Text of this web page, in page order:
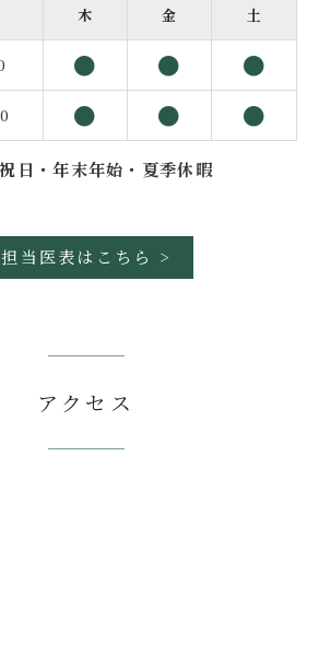
日・年末年始・夏季休暇
木 金 土
● ● ●
● ● ●
担当医表はこちら >
アクセス